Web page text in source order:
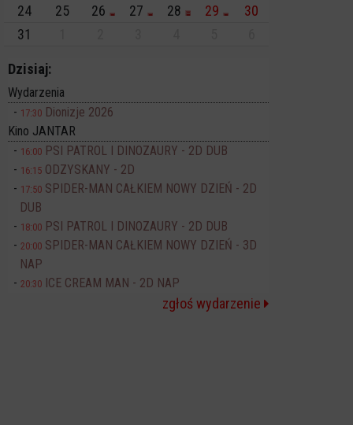
24
25 26 27 28 29
30
31
Dzisiaj:
Wydarzenia
17:30 Dionizje 2026
Kino JANTAR
16:00 PSI PATROL I DINOZAURY - 2D DUB
16:15 ODZYSKANY - 2D
17:50 SPIDER-MAN CAŁKIEM NOWY DZIEŃ - 2D
DUB
18:00 PSI PATROL I DINOZAURY - 2D DUB
20:00 SPIDER-MAN CAŁKIEM NOWY DZIEŃ - 3D
NAP
20:30 ICE CREAM MAN - 2D NAP
zgłoś wydarzenie